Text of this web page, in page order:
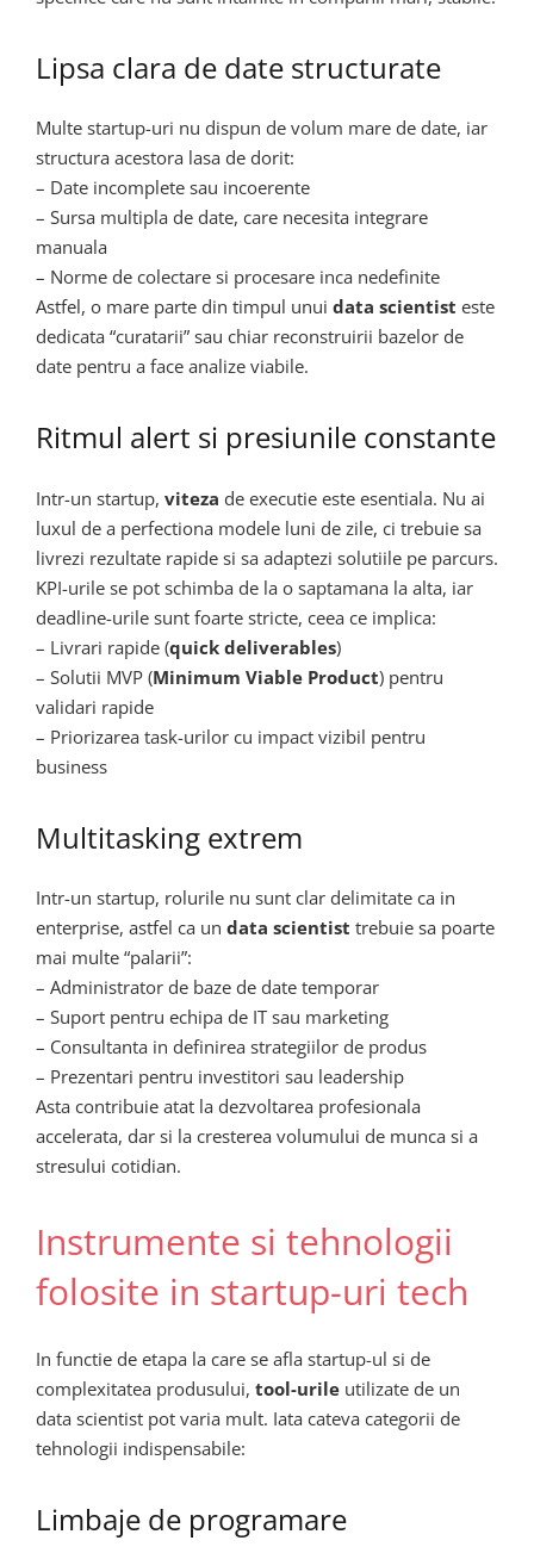
Lipsa clara de date structurate
Multe startup-uri nu dispun de volum mare de date, iar
structura acestora lasa de dorit:
– Date incomplete sau incoerente
– Sursa multipla de date, care necesita integrare
manuala
– Norme de colectare si procesare inca nedefinite
Astfel, o mare parte din timpul unui data scientist este
dedicata “curatarii” sau chiar reconstruirii bazelor de
date pentru a face analize viabile.
Ritmul alert si presiunile constante
Intr-un startup, viteza de executie este esentiala. Nu ai
luxul de a perfectiona modele luni de zile, ci trebuie sa
livrezi rezultate rapide si sa adaptezi solutiile pe parcurs.
KPI-urile se pot schimba de la o saptamana la alta, iar
deadline-urile sunt foarte stricte, ceea ce implica:
– Livrari rapide (quick deliverables)
– Solutii MVP (Minimum Viable Product) pentru
validari rapide
– Priorizarea task-urilor cu impact vizibil pentru
business
Multitasking extrem
Intr-un startup, rolurile nu sunt clar delimitate ca in
enterprise, astfel ca un data scientist trebuie sa poarte
mai multe “palarii”:
– Administrator de baze de date temporar
– Suport pentru echipa de IT sau marketing
– Consultanta in definirea strategiilor de produs
– Prezentari pentru investitori sau leadership
Asta contribuie atat la dezvoltarea profesionala
accelerata, dar si la cresterea volumului de munca si a
stresului cotidian.
Instrumente si tehnologii
folosite in startup-uri tech
In functie de etapa la care se afla startup-ul si de
complexitatea produsului, tool-urile utilizate de un
data scientist pot varia mult. Iata cateva categorii de
tehnologii indispensabile:
Limbaje de programare